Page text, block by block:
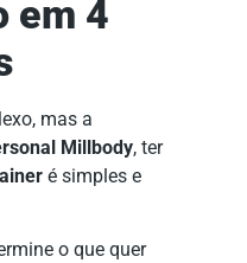
em 4
mas a
Millbody, ter
é simples e
o que quer